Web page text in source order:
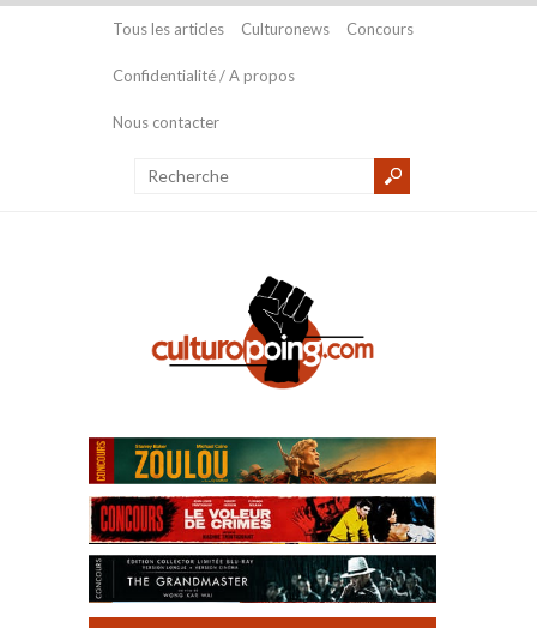
Tous les articles Culturonews Concours
Confidentialité / A propos
Nous contacter